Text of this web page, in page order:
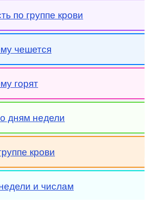
по группе крови
чешется
горят
дням недели
крови
и числам